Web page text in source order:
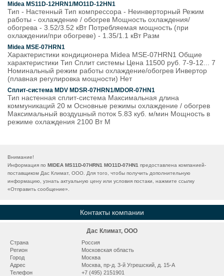
Midea MS11D-12HRN1/MO11D-12HN1
Тип - Настенный Тип компрессора - Неинверторный Режим
работы - охлаждение / обогрев Мощность охлаждения/
обогрева - 3.52/3.52 кВт Потребляемая мощность (при
охлаждении/при обогреве) - 1.35/1.1 кВт Разм
Midea MSE-07HRN1
Характеристики кондиционера Midea MSE-07HRN1 Общие
характеристики Тип Сплит системы Цена 11500 руб. 7-9-12... 7
Номинальный режим работы охлаждение/обогрев Инвертор
(плавная регулировка мощности) Нет
Сплит-система MDV MDSR-07HRN1/MDOR-07HN1
Тип настенная сплит-система Максимальная длина
коммуникаций 20 м Основные режимы охлаждение / обогрев
Максимальный воздушный поток 5.83 куб. м/мин Мощность в
режиме охлаждения 2100 Вт М
Внимание!
Информация по MIDEA MS11D-07HRN1 MO11D-07HN1 предоставлена компанией-
поставщиком Дас Климат, ООО. Для того, чтобы получить дополнительную
информацию, узнать актуальную цену или условия постаки, нажмите ссылку
«Отправить сообщение».
Контакты компании
Дас Климат, ООО
Страна
Россия
Регион
Московская область
Город
Москва
Адрес
Москва, пр-д. 3-й Угрешский, д. 15-А
Телефон
+7 (495) 2151901